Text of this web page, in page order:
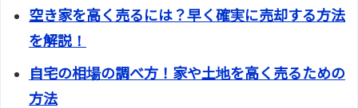
空き家を高く売るには？早く確実に売却する方法
を解説！
自宅の相場の調べ方！家や土地を高く売るための
方法